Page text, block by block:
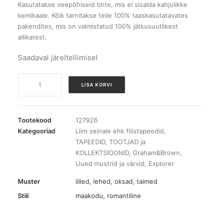
Kasutatakse veepõhiseid tinte, mis ei sisalda kahjulikke
kemikaale. Kõik tarnitakse teile 100% taaskasutatavates
pakendites, mis on valmistatud 100% jätkusuutlikest
allikatest.
Saadaval järeltellimisel
Summer
tapeet
LISA KORVI
Tootekood
127926
Kategooriad
Liim seinale ehk fliistapeedid
TAPEEDID, TOOTJAD ja
KOLLEKTSIOONID, Graham&Brown
Uued mustrid ja värvid
Explorer
Muster lilled, lehed, oksad, taimed
Stiil
maakodu, romantiline